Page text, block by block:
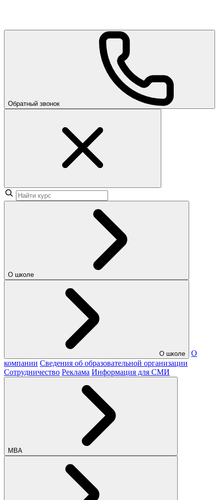
Обратный звонок
О школе
О школе
О
компании Сведения об образовательной организации
Сотрудничество Реклама Информация для СМИ
МВА